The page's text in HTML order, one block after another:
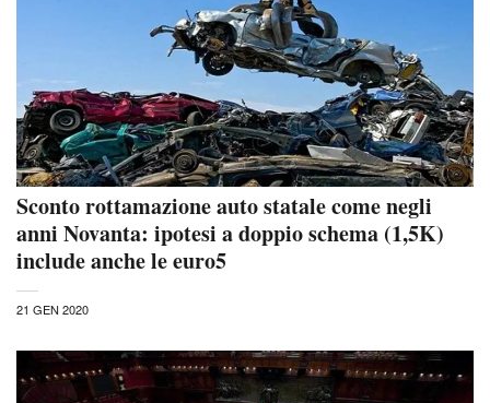
Sconto rottamazione auto statale come negli
anni Novanta: ipotesi a doppio schema (1,5K)
include anche le euro5
21 GEN 2020